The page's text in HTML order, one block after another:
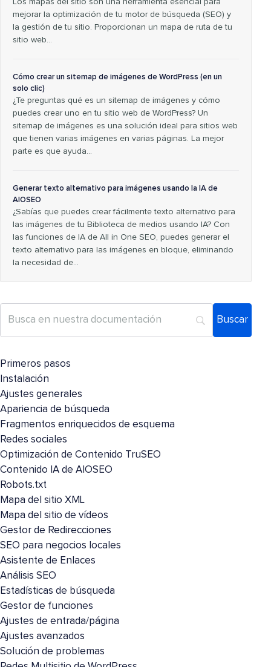
Los mapas del sitio son una herramienta esencial para
mejorar la optimización de tu motor de búsqueda (SEO) y
la gestión de tu sitio. Proporcionan un mapa de ruta de tu
sitio web...
Cómo crear un sitemap de imágenes de WordPress (en un
solo clic)
¿Te preguntas qué es un sitemap de imágenes y cómo
puedes crear uno en tu sitio web de WordPress? Un
sitemap de imágenes es una solución ideal para sitios web
que tienen varias imágenes en varias páginas. La mejor
parte es que ayuda...
Generar texto alternativo para imágenes usando la IA de
AIOSEO
¿Sabías que puedes crear fácilmente texto alternativo para
las imágenes de tu Biblioteca de medios usando IA? Con
las funciones de IA de All in One SEO, puedes generar el
texto alternativo para las imágenes en bloque, eliminando
la necesidad de...
Primeros pasos
Instalación
Ajustes generales
Apariencia de búsqueda
Fragmentos enriquecidos de esquema
Redes sociales
Optimización de Contenido TruSEO
Contenido IA de AIOSEO
Robots.txt
Mapa del sitio XML
Mapa del sitio de vídeos
Gestor de Redirecciones
SEO para negocios locales
Asistente de Enlaces
Análisis SEO
Estadísticas de búsqueda
Gestor de funciones
Ajustes de entrada/página
Ajustes avanzados
Solución de problemas